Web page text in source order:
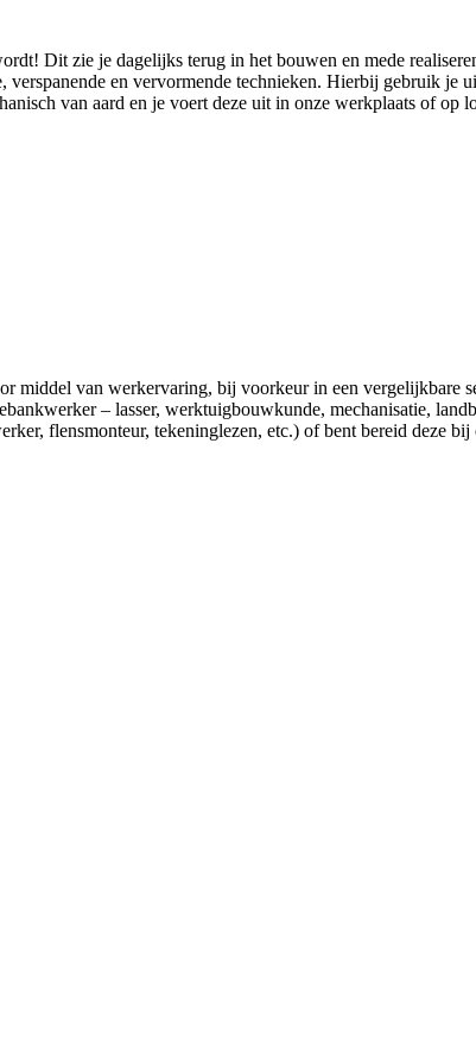
Dit zie je dagelijks terug in het bouwen en mede
en vervormende technieken. Hierbij gebruik je
van aard en je voert deze uit in onze werkplaats of op
middel van werkervaring, bij voorkeur in een
– lasser, werktuigbouwkunde, mechanisatie,
flensmonteur, tekeninglezen, etc.) of bent bereid deze bij